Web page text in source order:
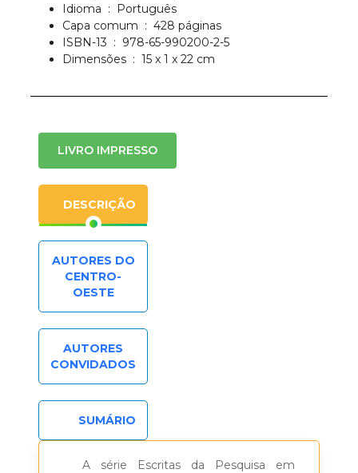
Idioma ‏ : ‎ Português
Capa comum ‏ : ‎ 428 páginas
ISBN-13 ‏ : ‎ 978-65-990200-2-5
Dimensões ‏ : ‎ 15 x 1 x 22 cm
LIVRO IMPRESSO
DESCRIÇÃO
AUTORES DO
CENTRO-
OESTE
AUTORES
CONVIDADOS
SUMÁRIO
A série Escritas da Pesquisa em